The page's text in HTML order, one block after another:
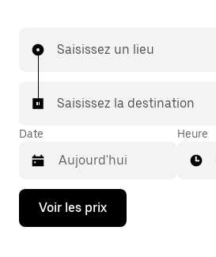
consultez l'estimation tarifaire,
Saisissez un lieu
Saisissez la destination
Date
Appuyez
la
Heure
Voir les prix